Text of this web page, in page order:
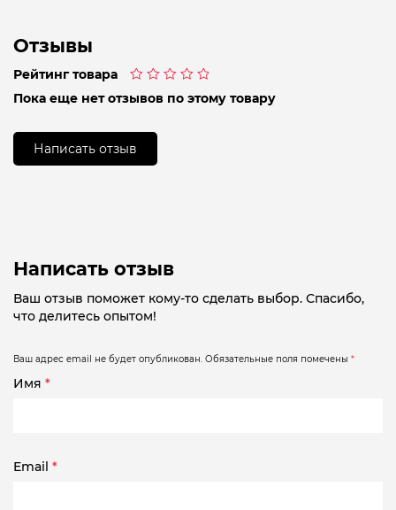
Отзывы
Рейтинг товара
0
Пока еще нет отзывов по этому товару
Написать отзыв
Написать отзыв
Ваш отзыв поможет кому-то сделать выбор. Спасибо,
что делитесь опытом!
Ваш адрес email не будет опубликован. Обязательные поля помечены *
Имя *
Email *